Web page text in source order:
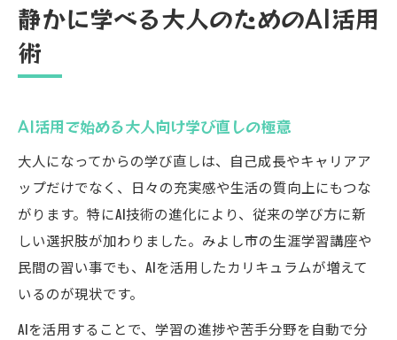
静かに学べる大人のためのAI活用
術
AI活用で始める大人向け学び直しの極意
大人になってからの学び直しは、自己成長やキャリアア
ップだけでなく、日々の充実感や生活の質向上にもつな
がります。特にAI技術の進化により、従来の学び方に新
しい選択肢が加わりました。みよし市の生涯学習講座や
民間の習い事でも、AIを活用したカリキュラムが増えて
いるのが現状です。
AIを活用することで、学習の進捗や苦手分野を自動で分